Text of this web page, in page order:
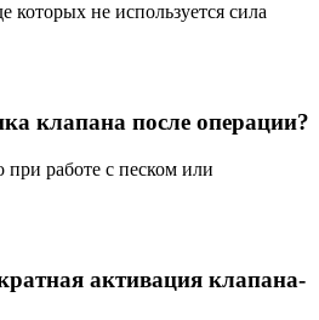
которых не используется сила
клапана после операции?
при работе с песком или
активация клапана-